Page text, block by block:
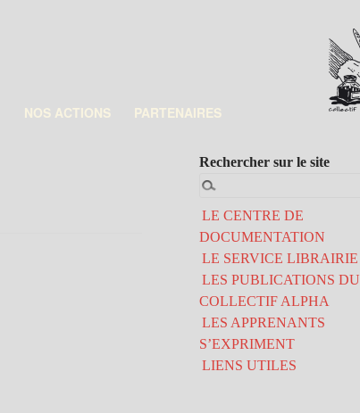
NOS ACTIONS
PARTENAIRES
LE CENTRE DE
DOCUMENTATION
LE SERVICE LIBRAIRIE
LES PUBLICATIONS DU
COLLECTIF ALPHA
LES APPRENANTS
S’EXPRIMENT
LIENS UTILES
Rechercher sur le site